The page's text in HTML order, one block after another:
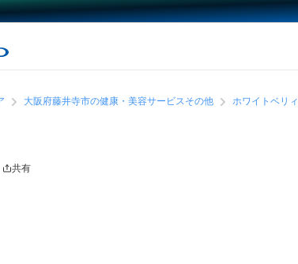
大阪府藤井寺市の健康・美容サービスその他 ホワイトベリィ
共有